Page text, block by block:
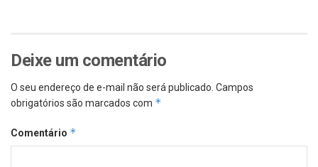
Deixe um comentário
O seu endereço de e-mail não será publicado. Campos
obrigatórios são marcados com *
Comentário *